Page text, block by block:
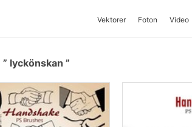
Vektorer Foton Video
lyckönskan